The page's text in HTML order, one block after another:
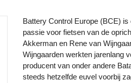
Battery Control Europe (BCE)
passie voor fietsen van de
Akkerman en Rene van
Wijngaarden werkten jarenlang
producent van onder andere
steeds hetzelfde euvel voorbij